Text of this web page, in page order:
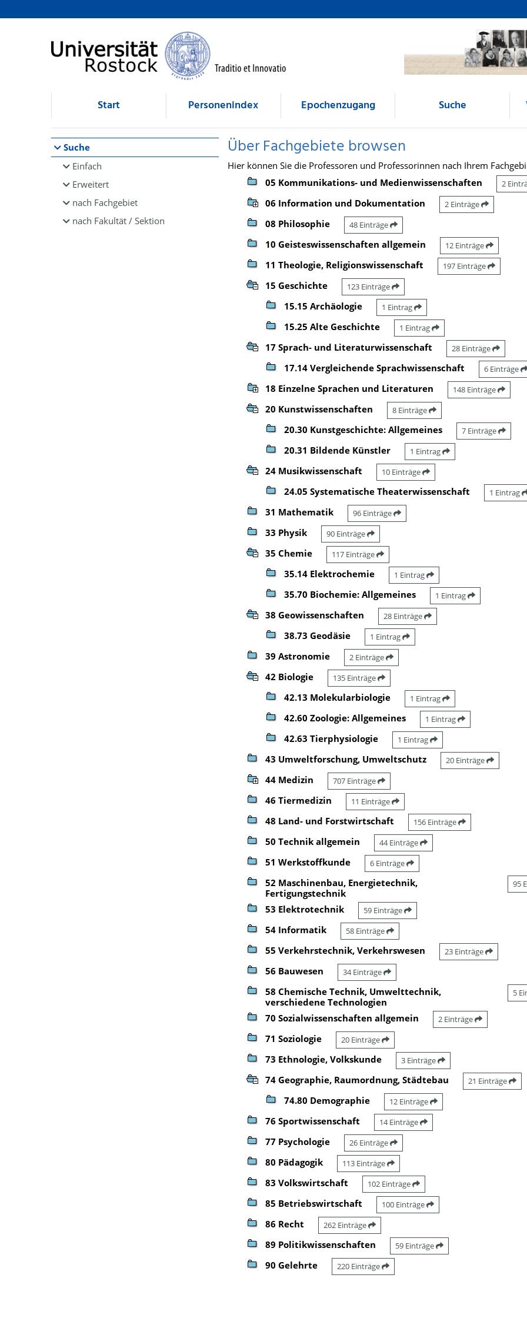
Browsen
direkt zum Inhalt
Start Personenindex Epochenzugang Suche
Suche
Einfach
Erweitert
nach Fachgebiet
nach Fakultät / Sektion
Über Fachgebiete browsen
Hier können Sie die Professoren und Professorinnen nach Ihrem
05 Kommunikations- und Medienwissenschaften
2
06 Information und Dokumentation 2 Einträge
08 Philosophie 48 Einträge
10 Geisteswissenschaften allgemein 12 Einträge
11 Theologie, Religionswissenschaft 197 Einträge
15 Geschichte 123 Einträge
15.15 Archäologie 1 Eintrag
15.25 Alte Geschichte 1 Eintrag
17 Sprach- und Literaturwissenschaft 28 Einträge
17.14 Vergleichende Sprachwissenschaft 6 Einträge
18 Einzelne Sprachen und Literaturen 148 Einträge
20 Kunstwissenschaften 8 Einträge
20.30 Kunstgeschichte: Allgemeines 7 Einträge
20.31 Bildende Künstler 1 Eintrag
24 Musikwissenschaft 10 Einträge
24.05 Systematische Theaterwissenschaft 1 Eintrag
31 Mathematik 96 Einträge
33 Physik 90 Einträge
35 Chemie 117 Einträge
35.14 Elektrochemie 1 Eintrag
35.70 Biochemie: Allgemeines 1 Eintrag
38 Geowissenschaften 28 Einträge
38.73 Geodäsie 1 Eintrag
39 Astronomie 2 Einträge
42 Biologie 135 Einträge
42.13 Molekularbiologie 1 Eintrag
42.60 Zoologie: Allgemeines 1 Eintrag
42.63 Tierphysiologie 1 Eintrag
43 Umweltforschung, Umweltschutz 20 Einträge
44 Medizin 707 Einträge
46 Tiermedizin 11 Einträge
48 Land- und Forstwirtschaft 156 Einträge
50 Technik allgemein 44 Einträge
51 Werkstoffkunde 6 Einträge
52 Maschinenbau, Energietechnik,
Fertigungstechnik
95
53 Elektrotechnik 59 Einträge
54 Informatik 58 Einträge
55 Verkehrstechnik, Verkehrswesen 23 Einträge
56 Bauwesen 34 Einträge
58 Chemische Technik, Umwelttechnik,
verschiedene Technologien
5
70 Sozialwissenschaften allgemein 2 Einträge
71 Soziologie 20 Einträge
73 Ethnologie, Volkskunde 3 Einträge
74 Geographie, Raumordnung, Städtebau 21 Einträge
74.80 Demographie 12 Einträge
76 Sportwissenschaft 14 Einträge
77 Psychologie 26 Einträge
80 Pädagogik 113 Einträge
83 Volkswirtschaft 102 Einträge
85 Betriebswirtschaft 100 Einträge
86 Recht 262 Einträge
89 Politikwissenschaften 59 Einträge
90 Gelehrte 220 Einträge